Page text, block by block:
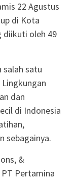
22 Agustus
di Kota
diikuti oleh 49
salah satu
dan
di Indonesia
sebagainya.
&
PT Pertamina